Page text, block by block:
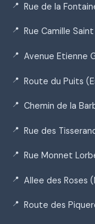
Rue de la
Rue Camille
Avenue Etienne
Route du Puits
Chemin de la
Rue des
Rue Monnet
Allee des Roses
Route des